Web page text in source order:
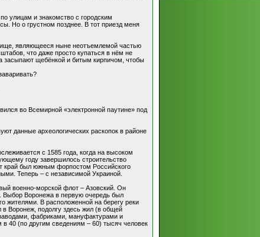
улицам и знакомство с городским
Но о грустном позднее. В тот приезд меня
являющееся ныне неотъемлемой частью
что даже просто купаться в нём не
засыпают щебёнкой и битым кирпичом, чтобы
во Всемирной «электронной паутине» под
данные археологических раскопок в районе
с 1585 года, когда на высоком
году завершилось строительство
край был южным форпостом Российского
Теперь – с независимой Украиной.
военно-морской флот – Азовский. Он
Выбор Воронежа в первую очередь был
жителями. В расположенной на берегу реки
в Воронеж, подолгу здесь жил (в общей
фабриками, мануфактурами и
40 (по другим сведениям – 60) тысяч человек